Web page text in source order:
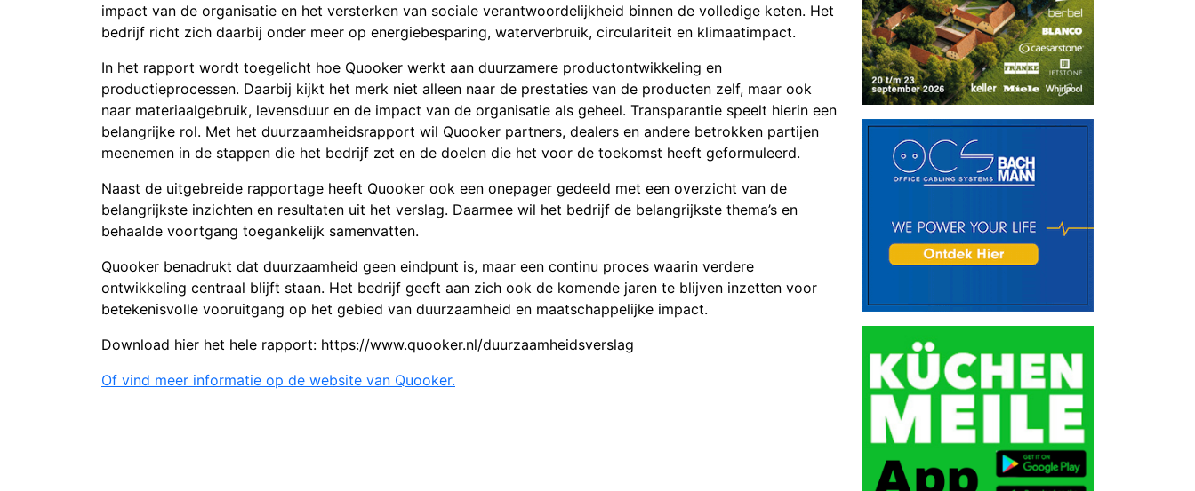
impact van de organisatie en het versterken van sociale verantwoordelijkheid binnen de volledige keten. Het
bedrijf richt zich daarbij onder meer op energiebesparing, waterverbruik, circulariteit en klimaatimpact.
In het rapport wordt toegelicht hoe Quooker werkt aan duurzamere productontwikkeling en
productieprocessen. Daarbij kijkt het merk niet alleen naar de prestaties van de producten zelf, maar ook
naar materiaalgebruik, levensduur en de impact van de organisatie als geheel. Transparantie speelt hierin een
belangrijke rol. Met het duurzaamheidsrapport wil Quooker partners, dealers en andere betrokken partijen
meenemen in de stappen die het bedrijf zet en de doelen die het voor de toekomst heeft geformuleerd.
Naast de uitgebreide rapportage heeft Quooker ook een onepager gedeeld met een overzicht van de
belangrijkste inzichten en resultaten uit het verslag. Daarmee wil het bedrijf de belangrijkste thema’s en
behaalde voortgang toegankelijk samenvatten.
Quooker benadrukt dat duurzaamheid geen eindpunt is, maar een continu proces waarin verdere
ontwikkeling centraal blijft staan. Het bedrijf geeft aan zich ook de komende jaren te blijven inzetten voor
betekenisvolle vooruitgang op het gebied van duurzaamheid en maatschappelijke impact.
Download hier het hele rapport: https://www.quooker.nl/duurzaamheidsverslag
Of vind meer informatie op de website van Quooker.